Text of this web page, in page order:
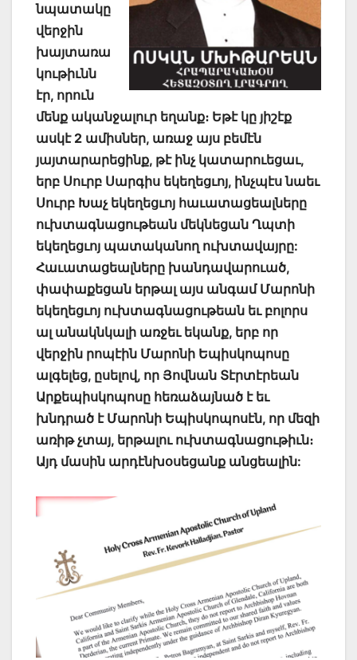
նպատակը
վերջին
խայտառա
կութիւնն
էր, որուն
մենք ականջալուր եղանք։ Եթէ կը յիշէք
ասկէ 2 ամիսներ, առաջ այս բեմէն
յայտարարեցինք, թէ ինչ կատարուեցաւ,
երբ Սուրբ Սարգիս եկեղեցւոյ, ինչպէս նաեւ
Սուրբ Խաչ եկեղեցւոյ հաւատացեալները
ուխտագնացութեան մեկնեցան Ղպտի
եկեղեցւոյ պատականող ուխտավայրը:
Հաւատացեալները խանդավարուած,
փափաքեցան երթալ այս անգամ Մարոնի
եկեղեցւոյ ուխտագնացութեան եւ բոլորս
ալ անակնկալի առջեւ եկանք, երբ որ
վերջին րոպէին Մարոնի Եպիսկոպոսը
ալգելեց, ըսելով, որ Յովնան Տէրտէրեան
Արքեպիսկոպոսը հեռաձայնած է եւ
խնդրած է Մարոնի Եպիսկոպոսէն, որ մեզի
առիթ չտայ, երթալու ուխտագնացութիւն։
Այդ մասին արդէնխօսեցանք անցեալին: